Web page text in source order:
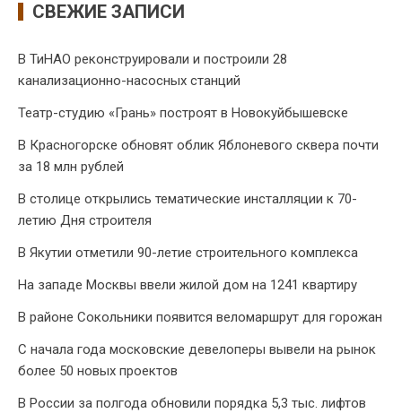
СВЕЖИЕ ЗАПИСИ
В ТиНАО реконструировали и построили 28
канализационно-насосных станций
Театр-студию «Грань» построят в Новокуйбышевске
В Красногорске обновят облик Яблоневого сквера почти
за 18 млн рублей
В столице открылись тематические инсталляции к 70-
летию Дня строителя
В Якутии отметили 90-летие строительного комплекса
На западе Москвы ввели жилой дом на 1241 квартиру
В районе Сокольники появится веломаршрут для горожан
С начала года московские девелоперы вывели на рынок
более 50 новых проектов
В России за полгода обновили порядка 5,3 тыс. лифтов